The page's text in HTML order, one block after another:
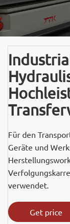
Für den
Geräte und
verwendet.
Get price